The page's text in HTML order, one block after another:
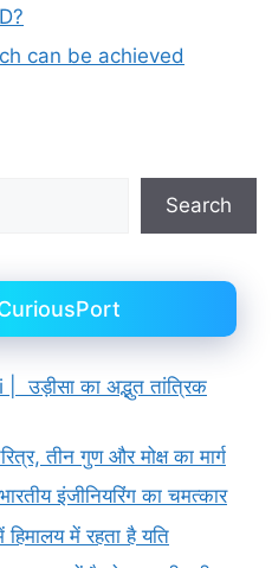
can be achieved
Search
का अद्भुत तांत्रिक
तीन गुण और मोक्ष का मार्ग
इंजीनियरिंग का चमत्कार
में रहता है यति